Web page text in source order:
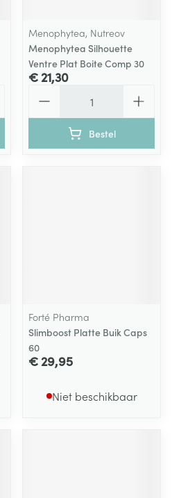
Menophytea, Nutreov
Menophytea Silhouette
Ventre Plat Boite Comp 30
€ 21,30
Bestel
Forté Pharma
Slimboost Platte Buik Caps
60
€ 29,95
Niet beschikbaar